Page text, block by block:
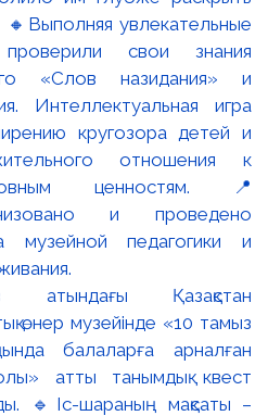
атындағы Қазақстан
өнер музейінде «10 тамыз
балаларға арналған
атты танымдық квест
🔹Іс-шараның мақсаты –